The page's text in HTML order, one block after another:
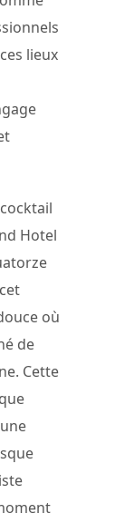
lieux
Hotel
où
de
Cette